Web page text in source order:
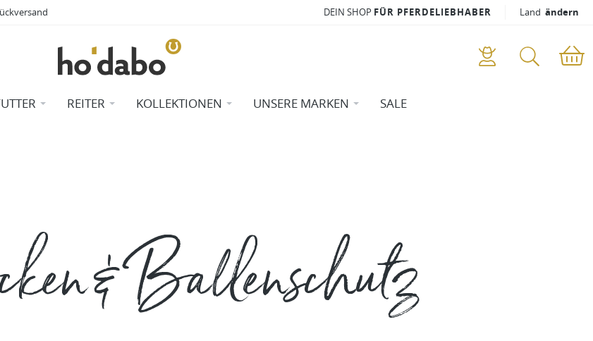
DEIN SHOP FÜR PFERDELIEBHABER Land ändern
REITER KOLLEKTIONEN UNSERE MARKEN SALE
& Ballenschutz